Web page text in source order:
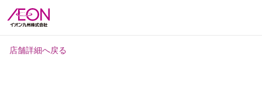
店舗詳細へ戻る